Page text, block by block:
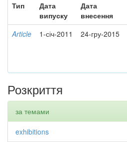
Тип
Дата
випуску
Дата
внесення
Article 1-січ-2011 24-гру-2015
Розкриття
за темами
exhibitions